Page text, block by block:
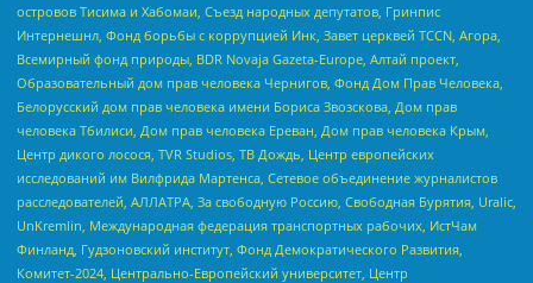
островов Тисима и Хабомаи, Съезд народных депутатов, Гринпис
Интернешнл, Фонд борьбы с коррупцией Инк, Завет церквей TCCN, Агора,
Всемирный фонд природы, BDR Novaja Gazeta-Europe, Алтай проект,
Образовательный дом прав человека Чернигов, Фонд Дом Прав Человека,
Белорусский дом прав человека имени Бориса Звозскова, Дом прав
человека Тбилиси, Дом прав человека Ереван, Дом прав человека Крым,
Центр дикого лосося, TVR Studios, ТВ Дождь, Центр европейских
исследований им Вилфрида Мартенса, Сетевое объединение журналистов
расследователей, АЛЛАТРА, За свободную Россию, Свободная Бурятия, Uralic,
UnKremlin, Международная федерация транспортных рабочих, ИстЧам
Финланд, Гудзоновский институт, Фонд Демократического Развития,
Комитет-2024, Центрально-Европейский университет, Центр